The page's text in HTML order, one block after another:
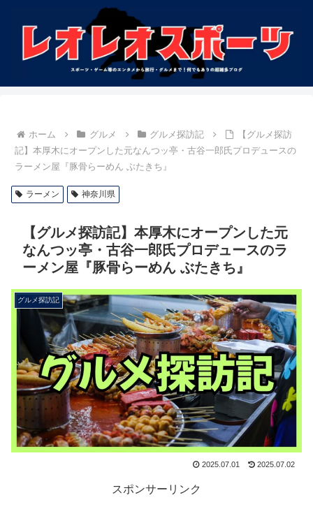
ホーム グルメ グルメ探訪記
【グルメ探訪
記】本厚木にオープンした元なんつッ亭・古谷一郎氏プロデュースの
ラーメン屋『豚骨らーめん ぶたきち』
ラーメン 神奈川県
【グルメ探訪記】本厚木にオープンした元
なんつッ亭・古谷一郎氏プロデュースのラ
ーメン屋『豚骨らーめん ぶたきち』
グルメ探訪記
2025.07.01 2025.07.02
スポンサーリンク